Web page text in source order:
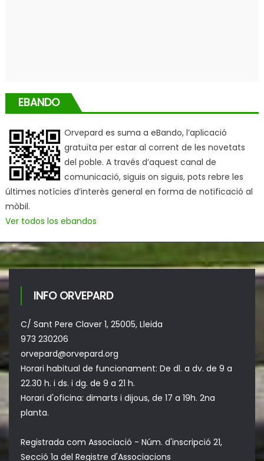
EBANDO
Orvepard es suma a eBando, l’aplicació
gratuïta per estar al corrent de les novetats
del poble. A través d’aquest canal de
comunicació, siguis on siguis, pots rebre les
últimes notícies d’interès general en forma de notificació al
mòbil.
Ver todos los ebandos
INFO ORVEPARD
C/ Sant Pere Claver 1, 25005, Lleida
973 230206
orvepard@orvepard.org
Horari habitual de funcionament: De dl. a dv. de 9 a
22.30 h. i ds. i dg. de 9 a 21 h.
Horari d'oficina: dimarts i dijous, de 17 a 19h. 2na
planta.
Registrada com Associació - Núm. d'inscripció 21,
Secció 1a del Registre d'Associacions